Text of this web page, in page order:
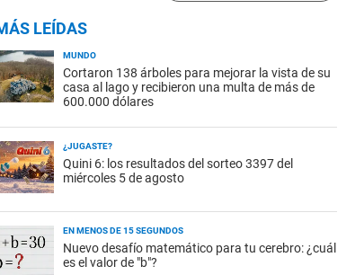
LEÍDAS
MUNDO
Cortaron 138 árboles para mejorar la vista de su
casa al lago y recibieron una multa de más de
600.000 dólares
¿JUGASTE?
Quini 6: los resultados del sorteo 3397 del
miércoles 5 de agosto
EN MENOS DE 15 SEGUNDOS
Nuevo desafío matemático para tu cerebro: ¿cuál
es el valor de "b"?